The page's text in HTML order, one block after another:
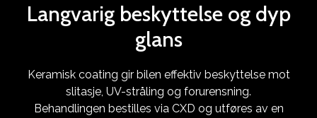
Langvarig beskyttelse og dyp
glans
Keramisk coating gir bilen effektiv beskyttelse mot
slitasje, UV-stråling og forurensning.
Behandlingen bestilles via CXD og utføres av en